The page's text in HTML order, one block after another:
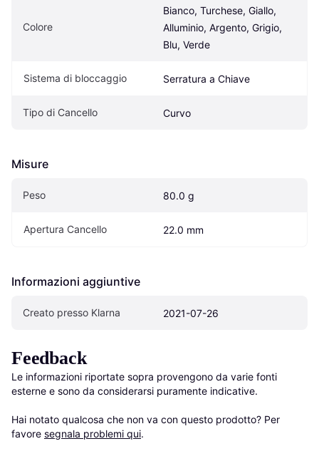
Colore
Bianco, Turchese, Giallo,
Alluminio, Argento, Grigio,
Blu, Verde
Sistema di bloccaggio Serratura a Chiave
Tipo di Cancello Curvo
Misure
Peso 80.0 g
Apertura Cancello 22.0 mm
Informazioni aggiuntive
Creato presso Klarna 2021-07-26
Feedback
Le informazioni riportate sopra provengono da varie fonti
esterne e sono da considerarsi puramente indicative.
Hai notato qualcosa che non va con questo prodotto? Per
favore segnala problemi qui.